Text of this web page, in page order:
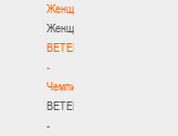
Женщины
Женщины
BETERA
-
Чемпионат
BETERA
-